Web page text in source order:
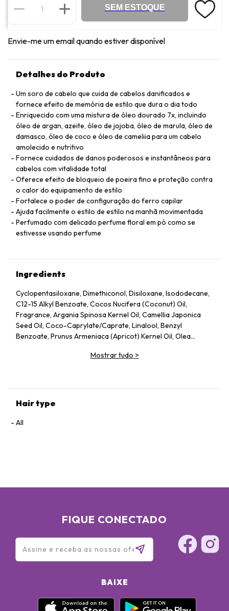
SEM ESTOQUE
Envie-me um email quando estiver disponível
Detalhes do Produto
Um soro de cabelo que cuida de cabelos danificados e
fornece efeito de memória de estilo que dura o dia todo
Enriquecido com uma mistura de óleo dourado 7x, incluindo
óleo de argan, azeite, óleo de jojoba, óleo de marula, óleo de
damasco, óleo de coco e óleo de cameliia para um cabelo
amolecido e nutritivo
Fornece cuidados de danos poderosos e instantâneos para
cabelos com vitalidade total
Oferece efeito de bloqueio de poeira fino e proteção contra
o calor do equipamento de estilo
Fortalece o poder de configuração do ferro capilar
Ajuda facilmente o estilo de estilo na manhã movimentada
Perfumado com delicado perfume floral em pó como se
estivesse usando perfume
Ingredients
Cyclopentasiloxane, Dimethiconol, Disiloxane, Isododecane,
C12-15 Alkyl Benzoate, Cocos Nucifera (Coconut) Oil,
Fragrance, Argania Spinosa Kernel Oil, Camellia Japonica
Seed Oil, Coco-Caprylate/Caprate, Linalool, Benzyl
Benzoate, Prunus Armeniaca (Apricot) Kernel Oil, Olea
Seed Oil, Citronellol, Geraniol, Alpha-Isomethyl Ionone,
Mostrar tudo >
Hair type
All
FIQUE CONECTADO
BAIXE